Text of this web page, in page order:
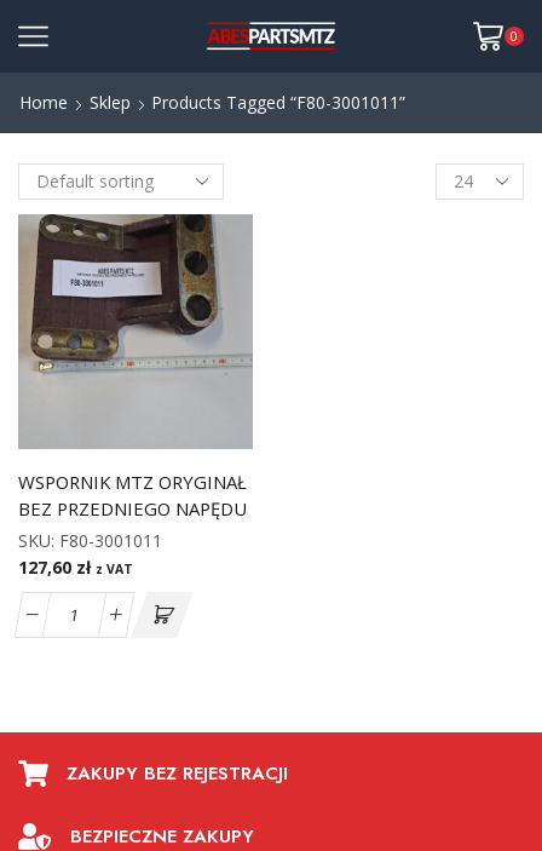
0
Home Sklep Products Tagged “F80-3001011”
WSPORNIK MTZ ORYGINAŁ
BEZ PRZEDNIEGO NAPĘDU
SKU: F80-3001011
127,60 zł z VAT
ZAKUPY BEZ REJESTRACJI
BEZPIECZNE ZAKUPY